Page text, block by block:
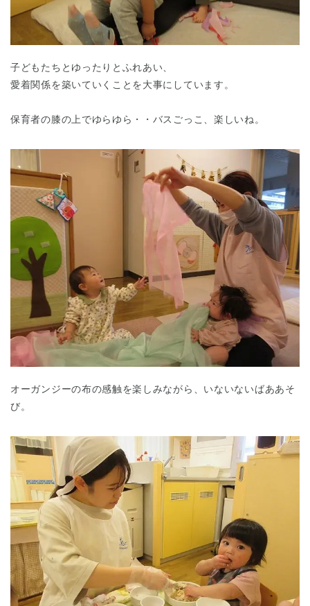
神奈川県 神奈川県 全域
子どもたちとゆったりとふれあい、
愛着関係を築いていくことを大事にしています。
保育者の膝の上でゆらゆら・・バスごっこ、楽しいね。
オーガンジーの布の感触を楽しみながら、いないないばああそ
び。